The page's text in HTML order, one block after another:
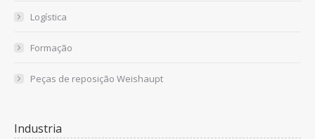
Logística
Formação
Peças de reposição Weishaupt
Industria